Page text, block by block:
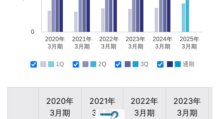
2020年
3月期
2021年
3月期
2022年
3月期
2023年
3月期
2024年
3月期
2025年
3月期
0
1Q 2Q 3Q 通期
2020年
3月期
2021年
3月期
2022年
3月期
2023年
3月期